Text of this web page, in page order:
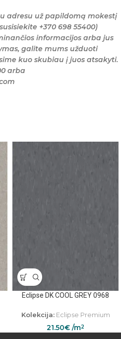
adresu už papildomą mokestį
+370 698 55400)
informacijos arba jus
galite mums užduoti
kuo skubiau į juos atsakyti.
arba
Eclipse DK COOL GREY 0968
Kolekcija:Eclipse Premium
21.50€ /m2